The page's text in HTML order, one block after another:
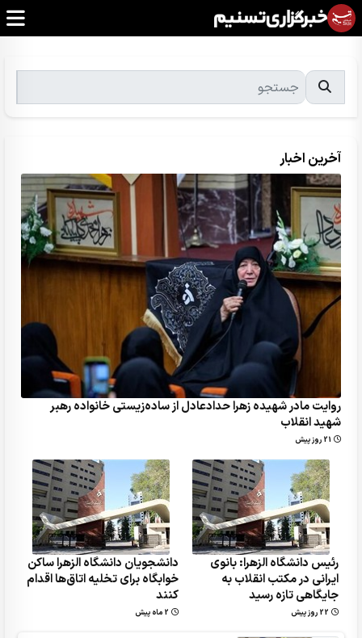
آخرین اخبار
روایت مادر شهیده زهرا حدادعادل از ساده‌زیستی خانواده رهبر
شهید انقلاب
21 روز پیش
رئیس دانشگاه الزهرا: بانوی
ایرانی در مکتب انقلاب به
جایگاهی تازه رسید
22 روز پیش
دانشجویان دانشگاه الزهرا ساکن
خوابگاه برای تخلیه اتاق‌ها اقدام
کنند
2 ماه پیش